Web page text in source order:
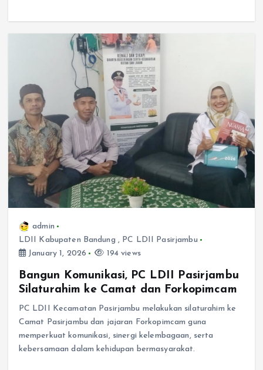
admin
LDII Kabupaten Bandung , PC LDII Pasirjambu
January 1, 2026
194 views
Bangun Komunikasi, PC LDII Pasirjambu
Silaturahim ke Camat dan Forkopimcam
PC LDII Kecamatan Pasirjambu melakukan silaturahim ke
Camat Pasirjambu dan jajaran Forkopimcam guna
memperkuat komunikasi, sinergi kelembagaan, serta
kebersamaan dalam kehidupan bermasyarakat.